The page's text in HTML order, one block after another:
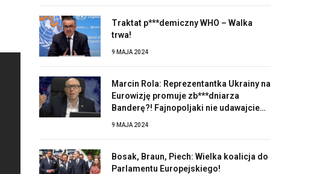
Traktat p***demiczny WHO – Walka
trwa!
9 MAJA 2024
Marcin Rola: Reprezentantka Ukrainy na
Eurowizję promuje zb***dniarza
Banderę?! Fajnopoljaki nie udawajcie
9 MAJA 2024
Bosak, Braun, Piech: Wielka koalicja do
Parlamentu Europejskiego!